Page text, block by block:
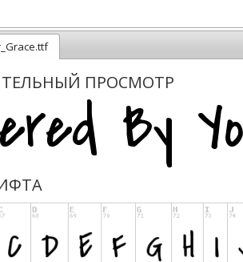
ПРОСМОТР